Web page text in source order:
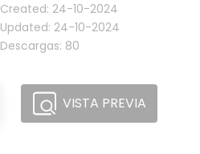
Created: 24-10-2024
Updated: 24-10-2024
Descargas: 80
VISTA PREVIA